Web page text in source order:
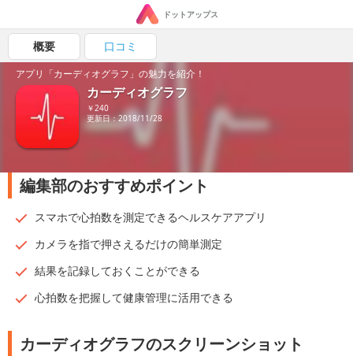
ドットアップス
概要 口コミ
アプリ「カーディオグラフ」の魅力を紹介！
カーディオグラフ
￥240
更新日：2018/11/28
編集部のおすすめポイント
スマホで心拍数を測定できるヘルスケアアプリ
カメラを指で押さえるだけの簡単測定
結果を記録しておくことができる
心拍数を把握して健康管理に活用できる
カーディオグラフのスクリーンショット